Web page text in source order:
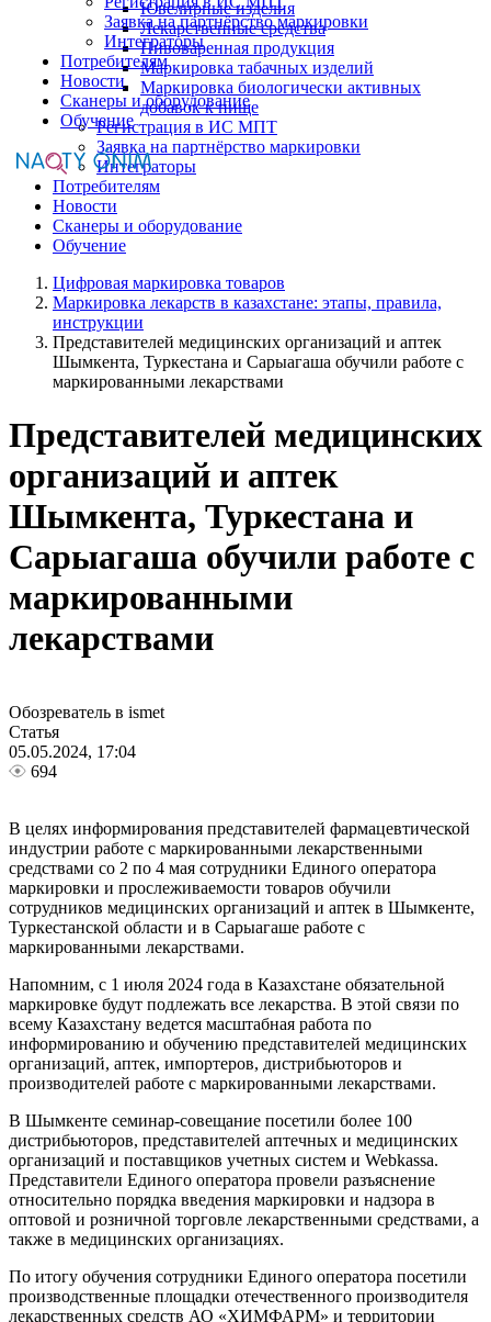
Заявка на партнёрство маркировки
Интеграторы
Потребителям
Новости
Сканеры и оборудование
Обучение
Ювелирные изделия
Лекарственные средства
Пивоваренная продукция
Маркировка табачных изделий
Маркировка биологически активных
добавок к пище
Регистрация в ИС МПТ
Заявка на партнёрство маркировки
Интеграторы
Потребителям
Новости
Сканеры и оборудование
Обучение
Цифровая маркировка товаров
Маркировка лекарств в казахстане: этапы, правила,
инструкции
Представителей медицинских организаций и аптек
Шымкента, Туркестана и Сарыагаша обучили работе с
маркированными лекарствами
Представителей медицинских
организаций и аптек
Шымкента, Туркестана и
Сарыагаша обучили работе с
маркированными
лекарствами
Обозреватель в ismet
Статья
05.05.2024, 17:04
694
В целях информирования представителей фармацевтической
индустрии работе с маркированными лекарственными
средствами со 2 по 4 мая сотрудники Единого оператора
маркировки и прослеживаемости товаров обучили
сотрудников медицинских организаций и аптек в Шымкенте,
Туркестанской области и в Сарыагаше работе с
маркированными лекарствами.
Напомним, с 1 июля 2024 года в Казахстане обязательной
маркировке будут подлежать все лекарства. В этой связи по
всему Казахстану ведется масштабная работа по
информированию и обучению представителей медицинских
организаций, аптек, импортеров, дистрибьюторов и
производителей работе с маркированными лекарствами.
В Шымкенте семинар-совещание посетили более 100
дистрибьюторов, представителей аптечных и медицинских
организаций и поставщиков учетных систем и Webkassa.
Представители Единого оператора провели разъяснение
относительно порядка введения маркировки и надзора в
оптовой и розничной торговле лекарственными средствами, а
также в медицинских организациях.
По итогу обучения сотрудники Единого оператора посетили
производственные площадки отечественного производителя
лекарственных средств АО «ХИМФАРМ» и территории